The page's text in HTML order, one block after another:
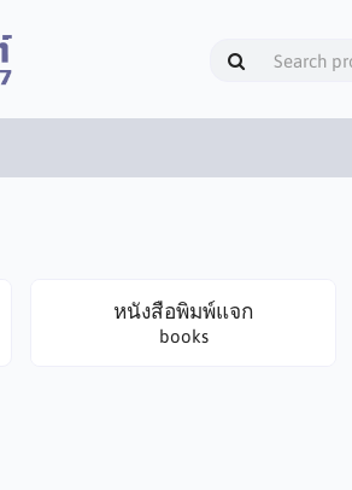
หนังสือพิมพ์แจก
books